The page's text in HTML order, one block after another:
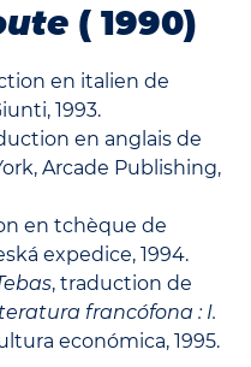
( 1990)
en italien de
1993.
en anglais de
Arcade Publishing,
en tchèque de
expedice, 1994.
, traduction de
francófona : I.
económica, 1995.